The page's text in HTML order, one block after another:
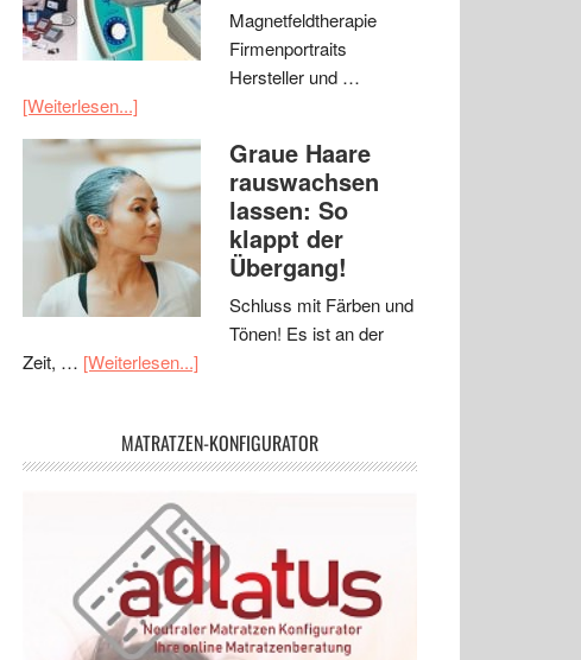
Magnetfeldtherapie
Firmenportraits
Hersteller und …
[Weiterlesen...]
Graue Haare
rauswachsen
lassen: So
klappt der
Übergang!
Schluss mit Färben und
Tönen! Es ist an der
Zeit, … [Weiterlesen...]
MATRATZEN-KONFIGURATOR